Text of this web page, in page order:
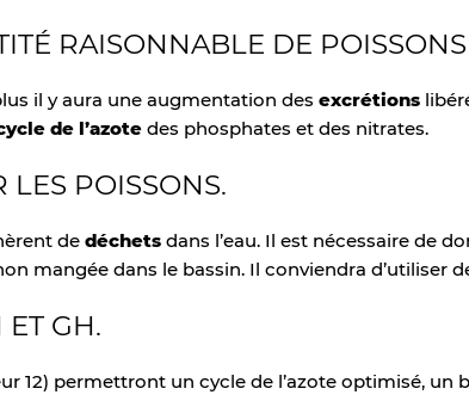
RAISONNABLE DE
il y aura une augmentation des excrétions
de l’azote des phosphates et des nitrates.
LES POISSONS.
de déchets dans l’eau. Il est nécessaire de
mangée dans le bassin. Il conviendra d’utiliser
ET GH.
12) permettront un cycle de l’azote optimisé,